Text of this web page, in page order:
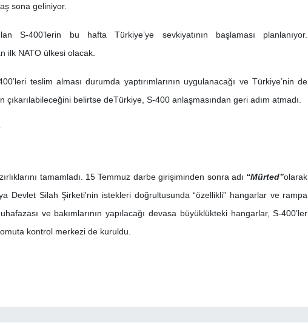
sona geliniyor.
S-400’lerin bu hafta Türkiye’ye sevkiyatının başlaması planlanıyor.
ilk NATO ülkesi olacak.
teslim alması durumda yaptırımlarının uygulanacağı ve Türkiye’nin de
çıkarılabileceğini belirtse deTürkiye, S-400 anlaşmasından geri adım atmadı.
tamamladı. 15 Temmuz darbe girişiminden sonra adı “Mürted”olarak
Devlet Silah Şirketi'nin istekleri doğrultusunda “özellikli” hangarlar ve rampa
ve bakımlarının yapılacağı devasa büyüklükteki hangarlar, S-400’ler
kontrol merkezi de kuruldu.